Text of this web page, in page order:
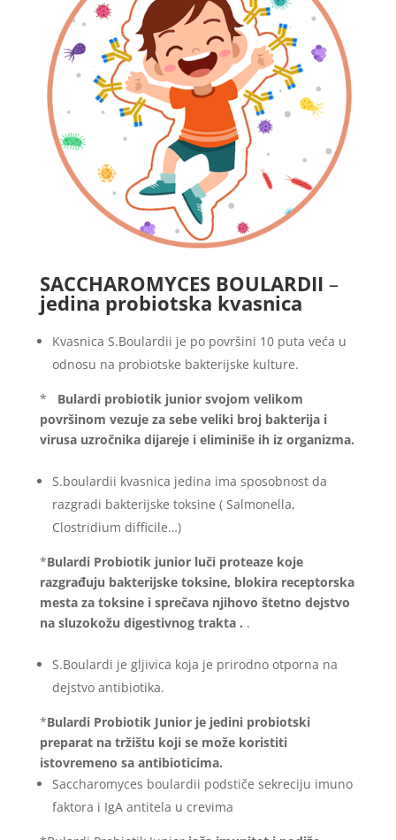
SACCHAROMYCES BOULARDII –
jedina probiotska kvasnica
Kvasnica S.Boulardii je po površini 10 puta veća u
odnosu na probiotske bakterijske kulture.
* Bulardi probiotik junior svojom velikom
površinom vezuje za sebe veliki broj bakterija i
virusa uzročnika dijareje i eliminiše ih iz organizma.
S.boulardii kvasnica jedina ima sposobnost da
razgradi bakterijske toksine ( Salmonella,
Clostridium difficile…)
*Bulardi Probiotik junior luči proteaze koje
razgrađuju bakterijske toksine, blokira receptorska
mesta za toksine i sprečava njihovo štetno dejstvo
na sluzokožu digestivnog trakta . .
S.Boulardi je gljivica koja je prirodno otporna na
dejstvo antibiotika.
*Bulardi Probiotik Junior je jedini probiotski
preparat na tržištu koji se može koristiti
istovremeno sa antibioticima.
Saccharomyces boulardii podstiče sekreciju imuno
faktora i IgA antitela u crevima